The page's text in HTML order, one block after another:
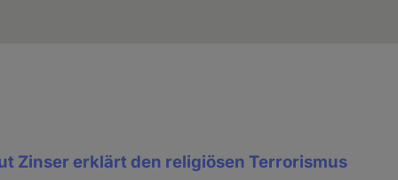
Zinser erklärt den religiösen Terrorismus